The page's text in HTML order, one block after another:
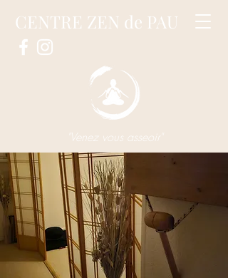
CENTRE ZEN de PAU
"Venez vous asseoir"